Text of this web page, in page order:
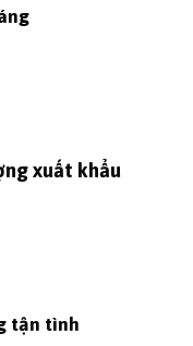
xuất khẩu
tận tình